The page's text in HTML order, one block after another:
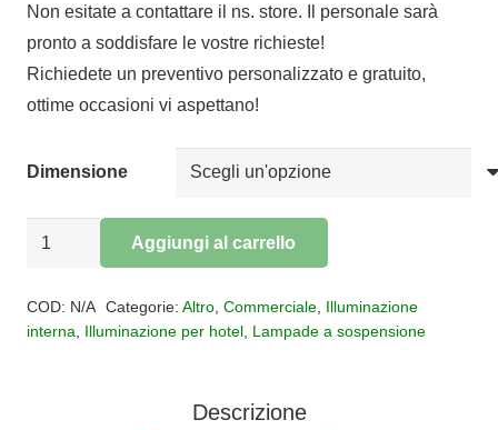
prezzo:
da
€398,00
a
€728,00
Non esitate a contattare il ns. store. Il personale sarà
pronto a soddisfare le vostre richieste!
Richiedete un preventivo personalizzato e gratuito,
ottime occasioni vi aspettano!
Dimensione
Sospensione
Neochic
Aggiungi al carrello
COD: N/A Categorie: Altro, Commerciale, Illuminazione
interna
Illuminazione per hotel Lampade a sospensione
Descrizione